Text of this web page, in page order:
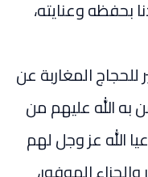
بحفظه وعنايته،
المغاربة عن
به الله عليهم من
الله عز وجل لهم